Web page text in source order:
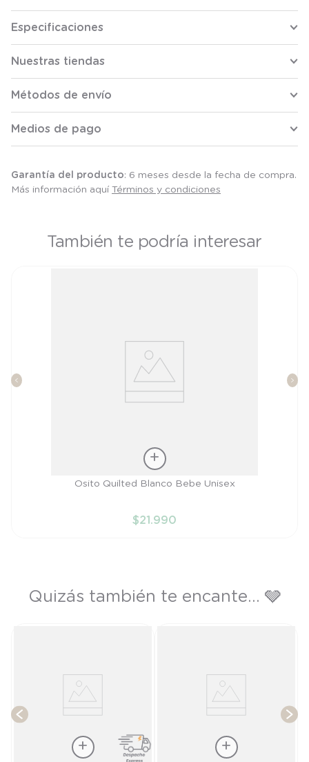
Especificaciones
Nuestras tiendas
Métodos de envío
Medios de pago
Garantía del producto: 6 meses desde la fecha de compra.
Más información aquí Términos y condiciones
También te podría interesar
Osito Quilted Blanco Bebe Unisex
$21 .990
Quizás también te encante... 🩶